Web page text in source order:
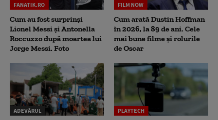
FANATIK.RO
Cum au fost surprinși
Lionel Messi și Antonella
Roccuzzo după moartea lui
Jorge Messi. Foto
FILM NOW
Cum arată Dustin Hoffman
în 2026, la 89 de ani. Cele
mai bune filme și rolurile
de Oscar
ADEVĂRUL PLAYTECH